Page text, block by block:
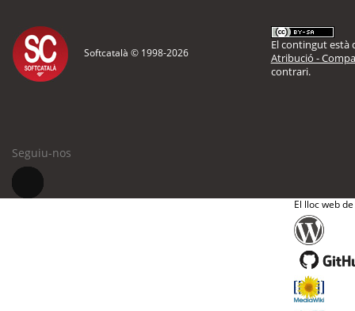
Softcatalà © 1998-2026
El contingut està
Atribució -
contrari.
Seguiu-nos
El lloc web